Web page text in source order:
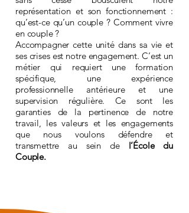
représentation et son fonctionnement :
qu’est-ce qu’un couple ? Comment vivre
en couple ?
Accompagner cette unité dans sa vie et
ses crises est notre engagement. C’est un
métier qui requiert une formation
spécifique, une expérience
professionnelle antérieure et une
supervision régulière. Ce sont les
garanties de la pertinence de notre
travail, les valeurs et les engagements
que nous voulons défendre et
transmettre au sein de l’École du
Couple.